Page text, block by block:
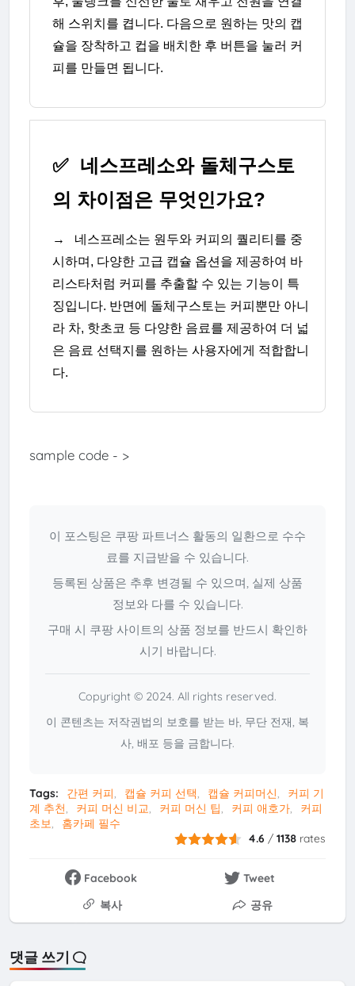
해 스위치를 켭니다. 다음으로 원하는 맛의 캡
슐을 장착하고 컵을 배치한 후 버튼을 눌러 커
피를 만들면 됩니다.
✅ 네스프레소와 돌체구스토
의 차이점은 무엇인가요?
→
네스프레소는 원두와 커피의 퀄리티를 중
시하며, 다양한 고급 캡슐 옵션을 제공하여 바
리스타처럼 커피를 추출할 수 있는 기능이 특
징입니다. 반면에 돌체구스토는 커피뿐만 아니
라 차, 핫초코 등 다양한 음료를 제공하여 더 넓
은 음료 선택지를 원하는 사용자에게 적합합니
다.
sample code - >
이 포스팅은 쿠팡 파트너스 활동의 일환으로 수수
료를 지급받을 수 있습니다.
등록된 상품은 추후 변경될 수 있으며, 실제 상품
정보와 다를 수 있습니다.
구매 시 쿠팡 사이트의 상품 정보를 반드시 확인하
시기 바랍니다.
Copyright © 2024. All rights reserved.
이 콘텐츠는 저작권법의 보호를 받는 바, 무단 전재, 복
사, 배포 등을 금합니다.
Tags: 간편 커피 캡슐 커피 선택 캡슐 커피머신
커피 기
계 추천
커피 머신 비교 커피 머신 팁 커피 애호가
커피
초보
홈카페 필수
4.6 /1138 rates
Facebook
Tweet
복사
공유
댓글 쓰기